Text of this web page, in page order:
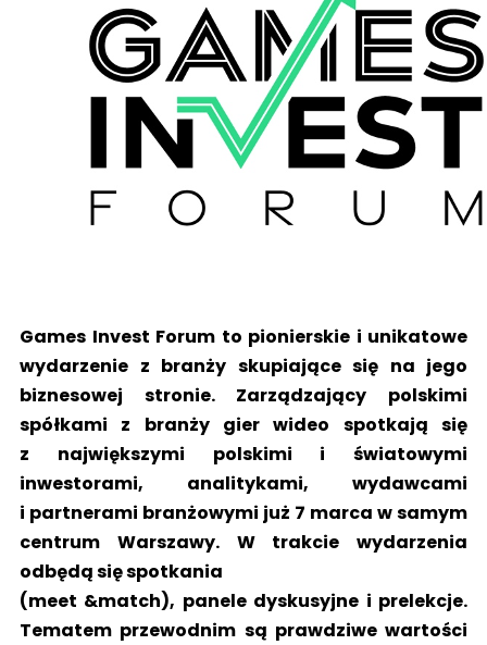
Games Invest Forum to pionierskie i unikatowe
wydarzenie z branży skupiające się na jego
biznesowej stronie. Zarządzający polskimi
spółkami z branży gier wideo spotkają się
z największymi polskimi i światowymi
inwestorami, analitykami, wydawcami
i partnerami branżowymi już 7 marca w samym
centrum Warszawy. W trakcie wydarzenia
odbędą się spotkania
(meet &match), panele dyskusyjne i prelekcje.
Tematem przewodnim są prawdziwe wartości